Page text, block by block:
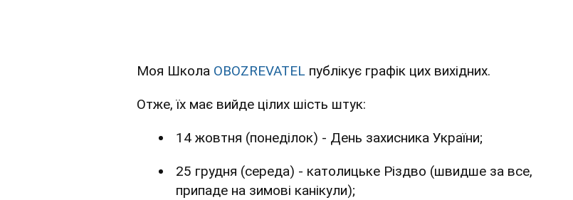
Моя Школа OBOZREVATEL публікує графік цих вихідних.
Отже, їх має вийде цілих шість штук:
14 жовтня (понеділок) - День захисника України;
25 грудня (середа) - католицьке Різдво (швидше за все,
припаде на зимові канікули);